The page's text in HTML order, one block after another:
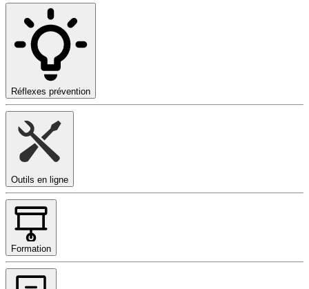
Réflexes prévention
Outils en ligne
Formation